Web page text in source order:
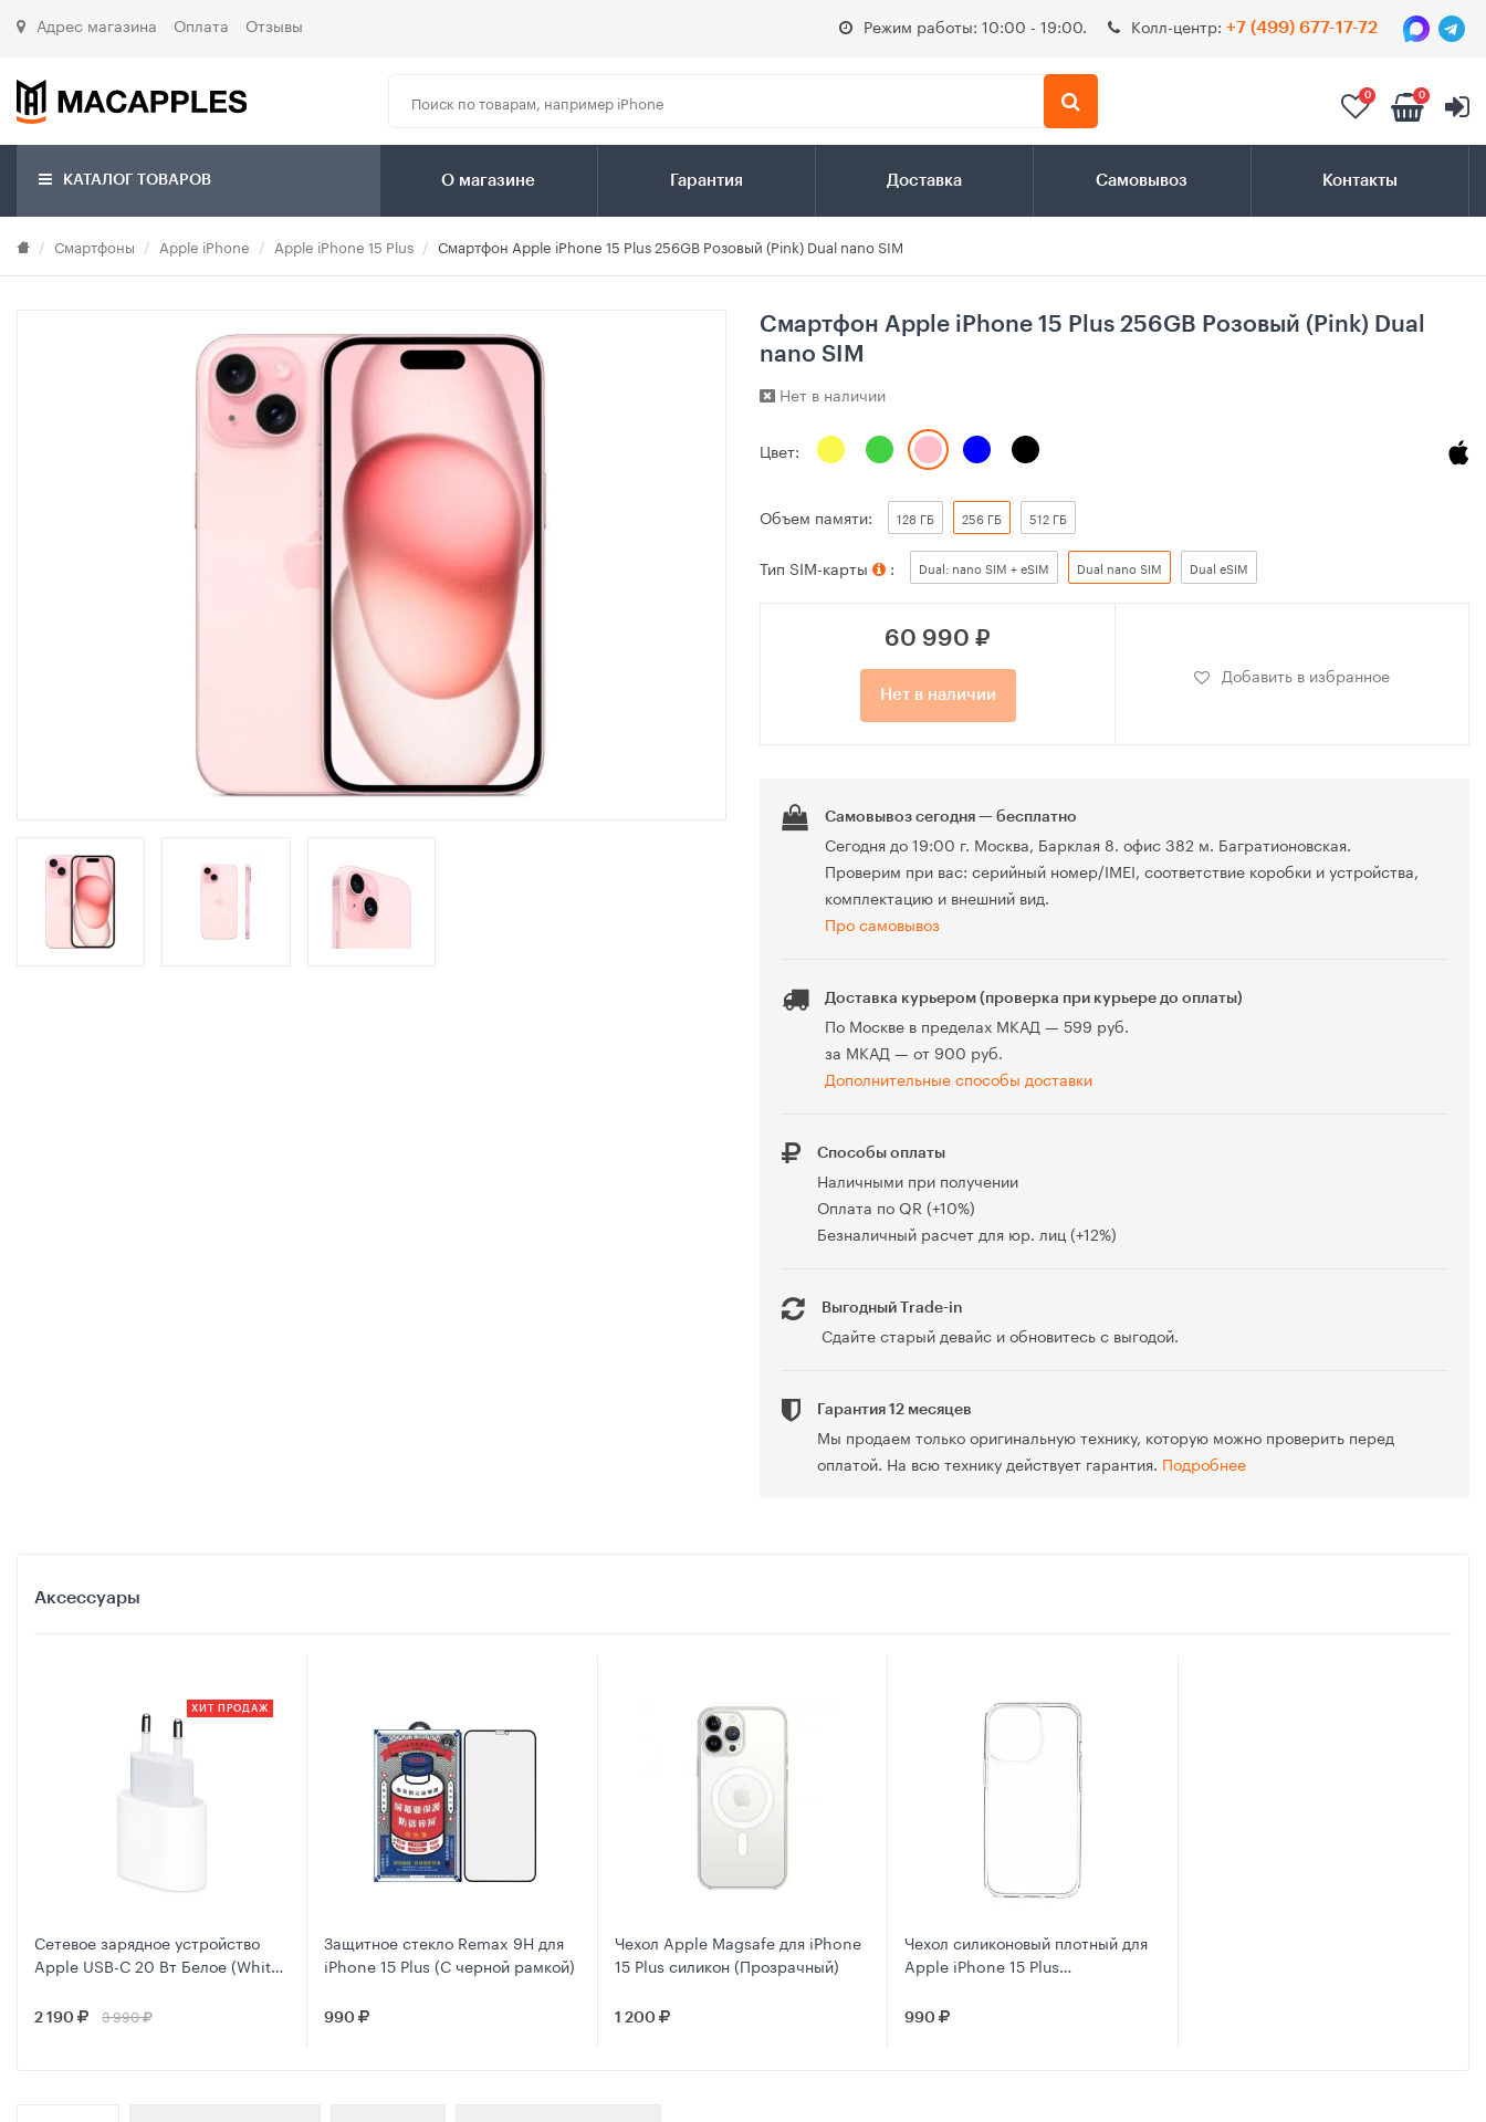
Адрес магазина Оплата Отзывы Режим работы: 10:00 - 19:00. Колл-центр: +7 (499) 677-17-72
0 0
КАТАЛОГ ТОВАРОВ О магазине Гарантия Доставка Самовывоз Контакты
Смартфоны Apple iPhone Apple iPhone 15 Plus Смартфон Apple iPhone 15 Plus 256GB Розовый (Pink) Dual nano SIM
Смартфон Apple iPhone 15 Plus 256GB Розовый (Pink) Dual
nano SIM
Нет в наличии
Цвет:
Объем памяти: 128 ГБ 256 ГБ 512 ГБ
Тип SIM-карты : Dual: nano SIM + eSIM Dual nano SIM Dual eSIM
60 990 ₽
Нет в наличии
Добавить в избранное
Самовывоз сегодня — бесплатно
Сегодня до 19:00 г. Москва, Барклая 8. офис 382 м. Багратионовская.
Проверим при вас: серийный номер/IMEI, соответствие коробки и устройства,
комплектацию и внешний вид.
Про самовывоз
Доставка курьером (проверка при курьере до оплаты)
По Москве в пределах МКАД — 599 руб.
за МКАД — от 900 руб.
Дополнительные способы доставки
Способы оплаты
Наличными при получении
Оплата по QR (+10%)
Безналичный расчет для юр. лиц (+12%)
Выгодный Trade-in
Сдайте старый девайс и обновитесь с выгодой.
Гарантия 12 месяцев
Мы продаем только оригинальную технику, которую можно проверить перед
оплатой. На всю технику действует гарантия. Подробнее
Аксессуары
ХИТ ПРОДАЖ
Сетевое зарядное устройство
Apple USB-C 20 Вт Белое (White)
2 190 3 990
Защитное стекло Remax 9Н для
iPhone 15 Plus (С черной рамкой)
990
Чехол Apple Magsafe для iPhone
15 Plus силикон (Прозрачный)
1 200
Чехол силиконовый плотный для
Apple iPhone 15 Plus
990